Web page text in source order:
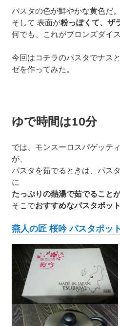
パスタの色が鮮やかな黄色だ。
そして 表面が粉っぽくて、ザ
何でも、これがブロンズダイ
今回はコチラのパスタでナス
ゼを作ってみた。
ゆで時間は10分
では、モンスーロスパゲッテ
が、
パスタを茹でるときは、パス
に
たっぷりの熱湯で茹でること
そこでおすすめなパスタポット
燕人の匠 桜吟 パスタポッ